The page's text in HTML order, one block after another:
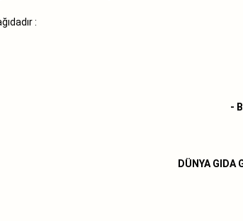
:
-
DÜNYA GIDA